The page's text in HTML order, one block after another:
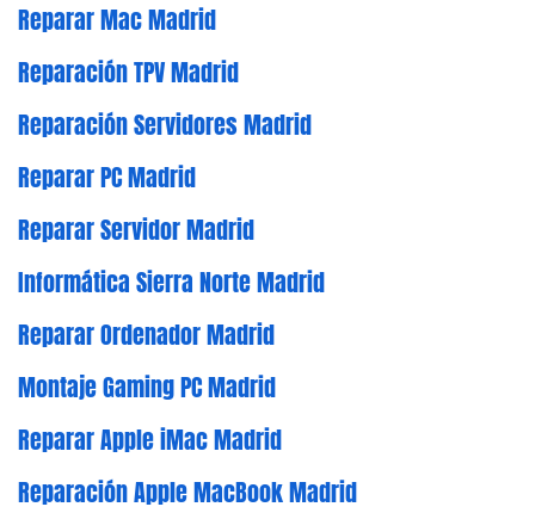
Reparar Mac Madrid
Reparación TPV Madrid
Reparación Servidores Madrid
Reparar PC Madrid
Reparar Servidor Madrid
Informática Sierra Norte Madrid
Reparar Ordenador Madrid
Montaje Gaming PC Madrid
Reparar Apple iMac Madrid
Reparación Apple MacBook Madrid